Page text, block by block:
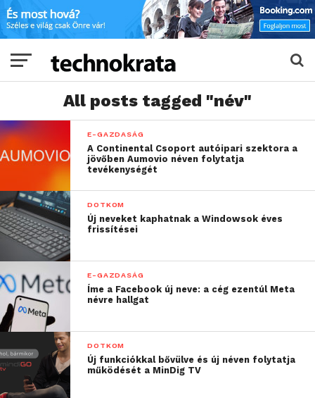
All posts tagged "név"
E-GAZDASÁG
A Continental Csoport autóipari szektora a
jövőben Aumovio néven folytatja
tevékenységét
DOTKOM
Új neveket kaphatnak a Windowsok éves
frissítései
E-GAZDASÁG
Íme a Facebook új neve: a cég ezentúl Meta
névre hallgat
DOTKOM
Új funkciókkal bővülve és új néven folytatja
működését a MinDig TV